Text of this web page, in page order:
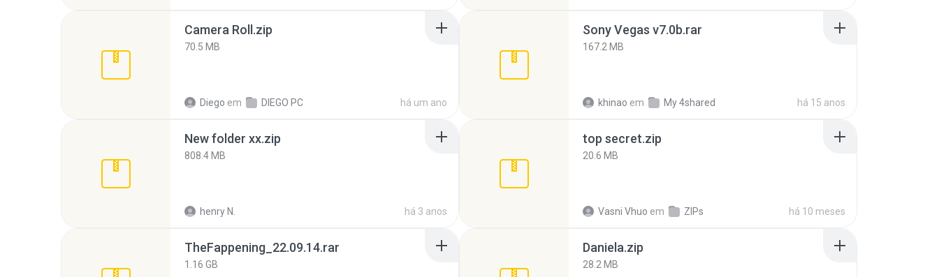
Camera Roll.zip
70.5 MB
Diego em DIEGO PC há um ano
Sony Vegas v7.0b.rar
167.2 MB
khinao em My 4shared há 15 anos
New folder xx.zip
808.4 MB
henry N. há 3 anos
top secret.zip
20.6 MB
Vasni Vhuo em ZIPs há 10 meses
TheFappening_22.09.14.rar
1.16 GB
Daniela.zip
28.2 MB